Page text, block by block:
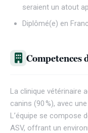
seraient un atout
Diplômé(e) en
Competences
La clinique vétérinaire
canins (90 %), avec
L’équipe se compose
ASV, offrant un